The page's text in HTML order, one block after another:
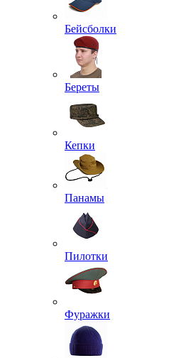
Бейсболки
Береты
Кепки
Панамы
Пилотки
Фуражки